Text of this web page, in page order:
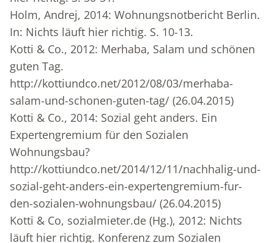
Holm, Andrej, 2014: Wohnungsnotbericht Berlin.
In: Nichts läuft hier richtig. S. 10-13.
Kotti & Co., 2012: Merhaba, Salam und schönen
guten Tag.
http://kottiundco.net/2012/08/03/merhaba-
salam-und-schonen-guten-tag/ (26.04.2015)
Kotti & Co., 2014: Sozial geht anders. Ein
Expertengremium für den Sozialen
Wohnungsbau?
http://kottiundco.net/2014/12/11/nachhalig-und-
sozial-geht-anders-ein-expertengremium-fur-
den-sozialen-wohnungsbau/ (26.04.2015)
Kotti & Co, sozialmieter.de (Hg.), 2012: Nichts
läuft hier richtig. Konferenz zum Sozialen